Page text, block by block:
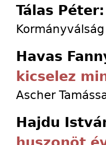
Tálas Péter:
Havas
kicselez
Ascher
Hajdu